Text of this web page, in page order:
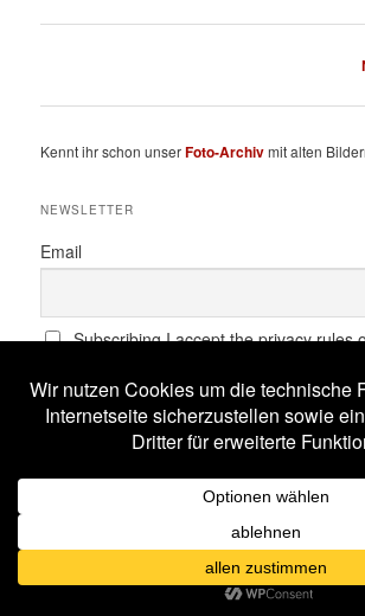
Kennt ihr schon unserFoto-Archivmit alten
NEWSLETTER
Email
Subscribing I accept the privacy rules
All Will KnowAmphi
CoppeliusCorona
Eisbrecher Ensiferum Faun